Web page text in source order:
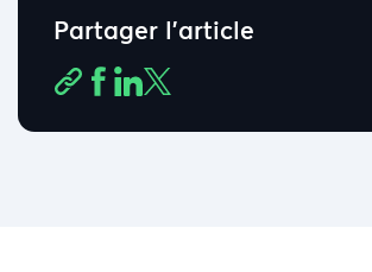
Partager l'article